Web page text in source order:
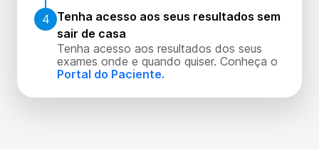
4 Tenha acesso aos seus resultados sem
sair de casa
Tenha acesso aos resultados dos seus
exames onde e quando quiser. Conheça o
Portal do Paciente.